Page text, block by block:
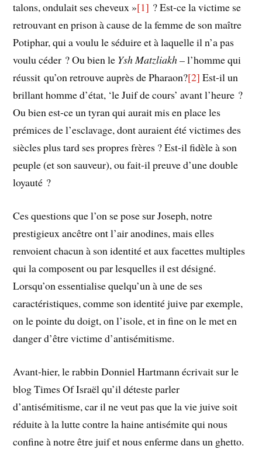
talons, ondulait ses cheveux »[1] ? Est-ce la victime se
retrouvant en prison à cause de la femme de son maître
Potiphar, qui a voulu le séduire et à laquelle il n’a pas
voulu céder ? Ou bien le Ysh Matzliakh –l’homme qui
réussit qu’on retrouve auprès de Pharaon?[2] Est-il un
brillant homme d’état, ‘le Juif de cours’ avant l’heure ?
Ou bien est-ce un tyran qui aurait mis en place les
prémices de l’esclavage, dont auraient été victimes des
siècles plus tard ses propres frères ? Est-il fidèle à son
peuple (et son sauveur), ou fait-il preuve d’une double
loyauté ?
Ces questions que l’on se pose sur Joseph, notre
prestigieux ancêtre ont l’air anodines, mais elles
renvoient chacun à son identité et aux facettes multiples
qui la composent ou par lesquelles il est désigné.
Lorsqu’on essentialise quelqu’un à une de ses
caractéristiques, comme son identité juive par exemple,
on le pointe du doigt, on l’isole, et in fine on le met en
danger d’être victime d’antisémitisme.
Avant-hier, le rabbin Donniel Hartmann écrivait sur le
blog Times Of Israël qu’il déteste parler
d’antisémitisme, car il ne veut pas que la vie juive soit
réduite à la lutte contre la haine antisémite qui nous
confine à notre être juif et nous enferme dans un ghetto.